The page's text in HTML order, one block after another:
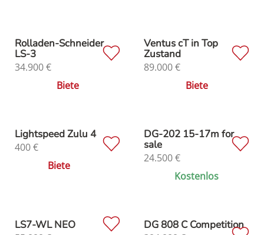
Rolladen-Schneider
LS-3
34.900€
Biete
Ventus cT in Top
Zustand
89.000€
Biete
Lightspeed Zulu 4
400€
Biete
DG-202 15-17m for
sale
24.500€
Kostenlos
LS7-WL NEO DG 808 C Competition